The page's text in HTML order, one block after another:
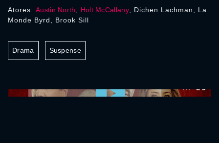
Atores: Austin North Holt McCallany, Dichen Lachman, La
Monde Byrd, Brook Sill
Drama Suspense